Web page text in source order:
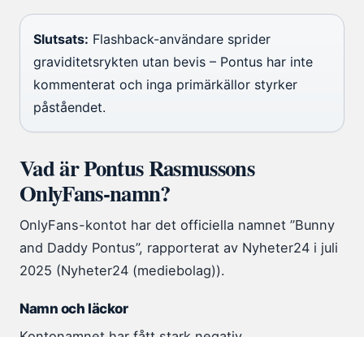
Slutsats: Flashback-användare sprider
graviditetsrykten utan bevis – Pontus har inte
kommenterat och inga primärkällor styrker
påståendet.
Vad är Pontus Rasmussons
OnlyFans-namn?
OnlyFans-kontot har det officiella namnet ”Bunny
and Daddy Pontus”, rapporterat av Nyheter24 i juli
2025 (Nyheter24 (mediebolag)).
Namn och läckor